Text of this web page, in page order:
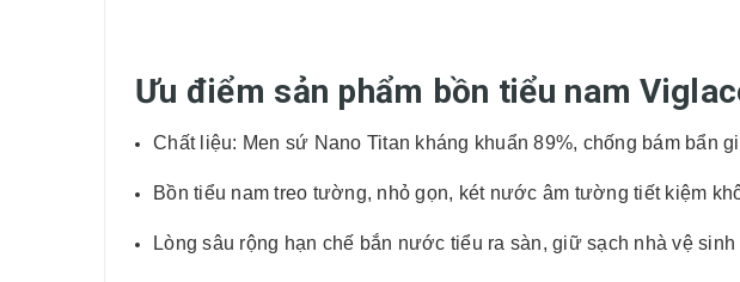
Ưu điểm sản phẩm bồn tiểu nam
Chất liệu: Men sứ Nano Titan kháng khuẩn 89%, chống bám bẩn
Bồn tiểu nam treo tường, nhỏ gọn, két nước âm tường tiết kiệm
Lòng sâu rộng hạn chế bắn nước tiểu ra sàn, giữ sạch nhà vệ sinh